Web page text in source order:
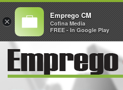
×
Emprego CM
Cofina Media
FREE - In Google Play